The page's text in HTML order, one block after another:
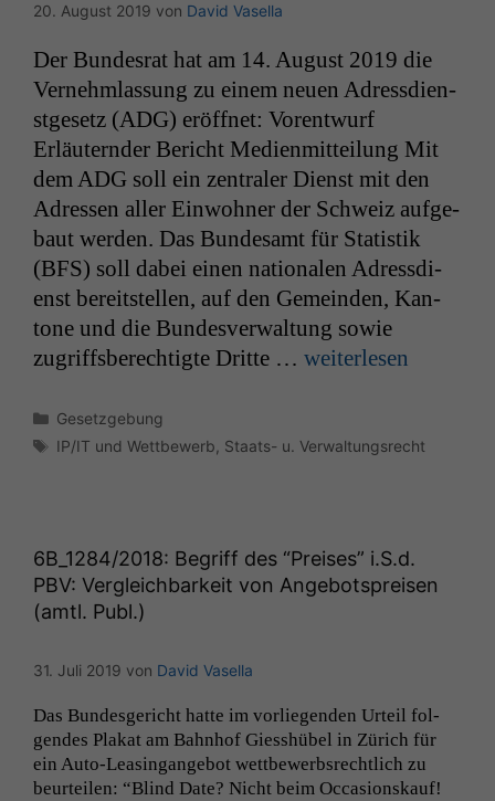
20. August 2019 von David Vasella
Der Bun­desrat hat am 14. August 2019 die
Vernehm­las­sung zu einem neuen Adress­di­en­
st­ge­setz (ADG) eröffnet: Voren­twurf
Erläutern­der Bericht Medi­en­mit­teilung Mit
dem ADG soll ein zen­traler Dienst mit den
Adressen aller Ein­wohn­er der Schweiz aufge­
baut wer­den. Das Bun­de­samt für Sta­tis­tik
(BFS) soll dabei einen nationalen Adress­di­
enst bere­it­stellen, auf den Gemein­den, Kan­
tone und die Bun­desver­wal­tung sowie
zugriffs­berechtigte Dritte … weit­er­lesen
Kategorien
Gesetzgebung
Schlagwörter
IP/IT und Wettbewerb Staats- u. Verwaltungsrecht
6B_1284/2018: Begriff des “Preises” i.S.d.
PBV: Vergleichbarkeit von Angebotspreisen
(amtl. Publ.)
31. Juli 2019 von David Vasella
Das Bun­des­gericht hat­te im vor­liegen­den Urteil fol­
gen­des Plakat am Bahn­hof Giesshü­bel in Zürich für
ein Auto-Leas­in­­gange­bot wet­tbe­werb­srechtlich zu
beurteilen: “Blind Date? Nicht beim Occa­sion­skauf!